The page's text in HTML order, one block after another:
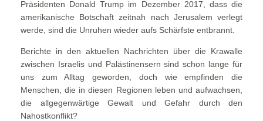
Präsidenten Donald Trump im Dezember 2017, dass die
amerikanische Botschaft zeitnah nach Jerusalem verlegt
werde, sind die Unruhen wieder aufs Schärfste entbrannt.
Berichte in den aktuellen Nachrichten über die Krawalle
zwischen Israelis und Palästinensern sind schon lange für
uns zum Alltag geworden, doch wie empfinden die
Menschen, die in diesen Regionen leben und aufwachsen,
die allgegenwärtige Gewalt und Gefahr durch den
Nahostkonflikt?